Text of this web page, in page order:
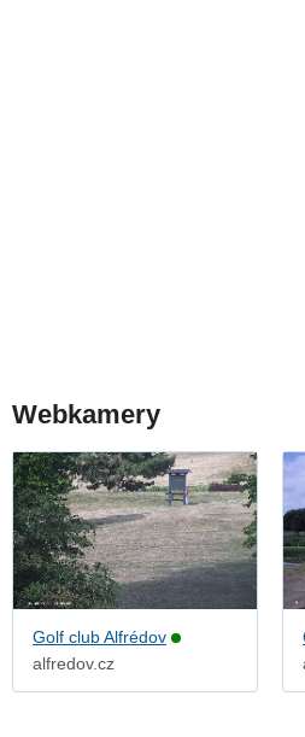
Webkamery
Golf club Alfrédov
alfredov.cz